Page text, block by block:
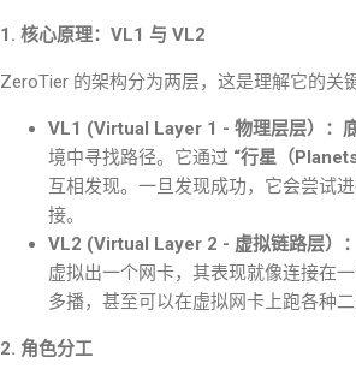
1. 核心原理： VL1 与 VL2
ZeroTier 的架构分为两层，这是理解它的关键
VL1 (Virtual Layer 1 - 物理层层）：
境中寻找路径。它通过 “行星（
互相发现。一旦发现成功，它会尝试
接。
VL2 (Virtual Layer 2 - 虚拟链路层）
虚拟出一个网卡，其表现就像连接在
多播，甚至可以在虚拟网卡上跑各种二
2. 角色分工